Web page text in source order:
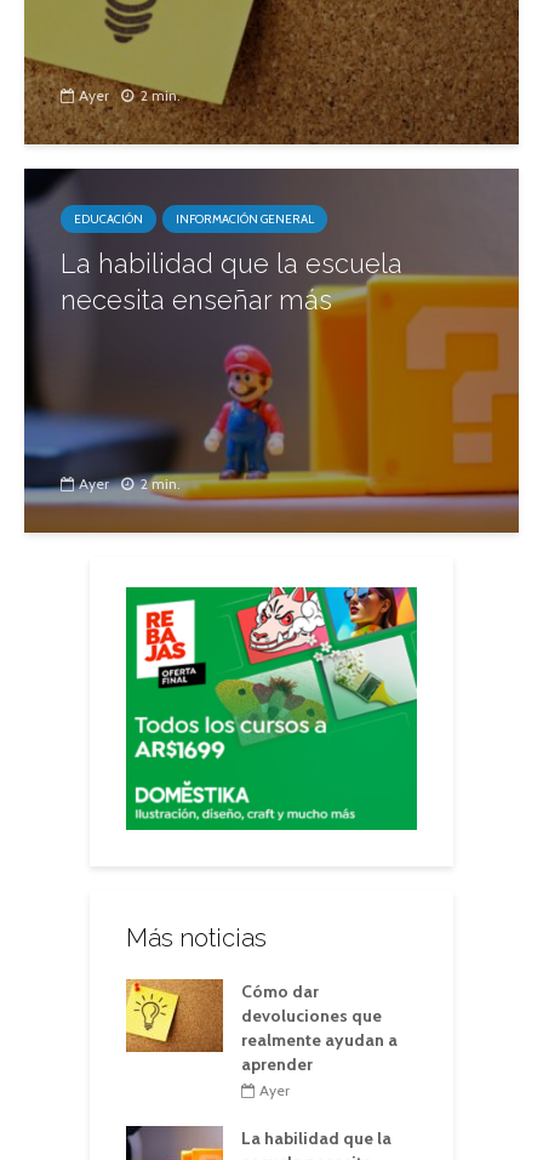
Ayer 2 min.
EDUCACIÓN INFORMACIÓN GENERAL
La habilidad que la escuela
necesita enseñar más
Ayer 2 min.
Más noticias
Cómo dar
devoluciones que
realmente ayudan a
aprender
Ayer
La habilidad que la